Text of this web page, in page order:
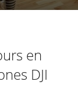
en
DJI